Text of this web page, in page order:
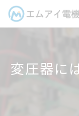
変圧器に